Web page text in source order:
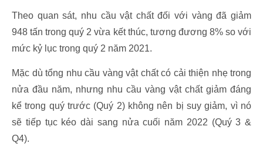
Theo quan sát, nhu cầu vật chất đối với vàng đã giảm
948 tấn trong quý 2 vừa kết thúc, tương đương 8% so với
mức kỷ lục trong quý 2 năm 2021.
Mặc dù tổng nhu cầu vàng vật chất có cải thiện nhẹ trong
nửa đầu năm, nhưng nhu cầu vàng vật chất giảm đáng
kể trong quý trước (Quý 2) không nên bị suy giảm, vì nó
sẽ tiếp tục kéo dài sang nửa cuối năm 2022 (Quý 3 &
Q4).